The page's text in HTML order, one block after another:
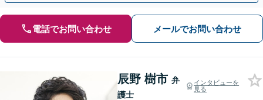
電話でお問い合わせ メールでお問い合わせ
辰野 樹市 弁
護士
インタビューを
見る